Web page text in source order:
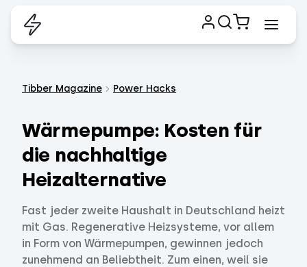
Tibber Magazine Power Hacks
Wärmepumpe: Kosten für
die nachhaltige
Heizalternative
Fast jeder zweite Haushalt in Deutschland heizt
mit Gas. Regenerative Heizsysteme, vor allem
in Form von Wärmepumpen, gewinnen jedoch
zunehmend an Beliebtheit. Zum einen, weil sie